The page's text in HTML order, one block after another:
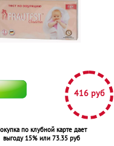
416 руб
по клубной карте дает
выгоду 15% или 73.35 руб